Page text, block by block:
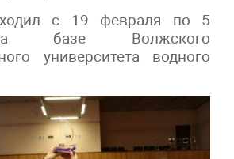
с 19 февраля по 5
базе Волжского
университета водного